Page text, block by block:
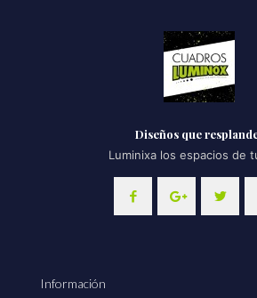
Diseños que
Luminixa los espacios de
Información